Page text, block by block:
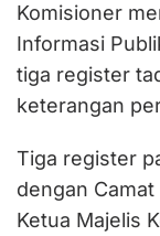
Komisioner
Informasi
tiga register
keterangan
Tiga register
dengan
Ketua Majelis